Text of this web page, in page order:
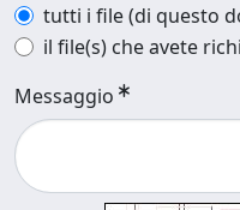
tutti i file (di questo
il file(s) che avete
Messaggio